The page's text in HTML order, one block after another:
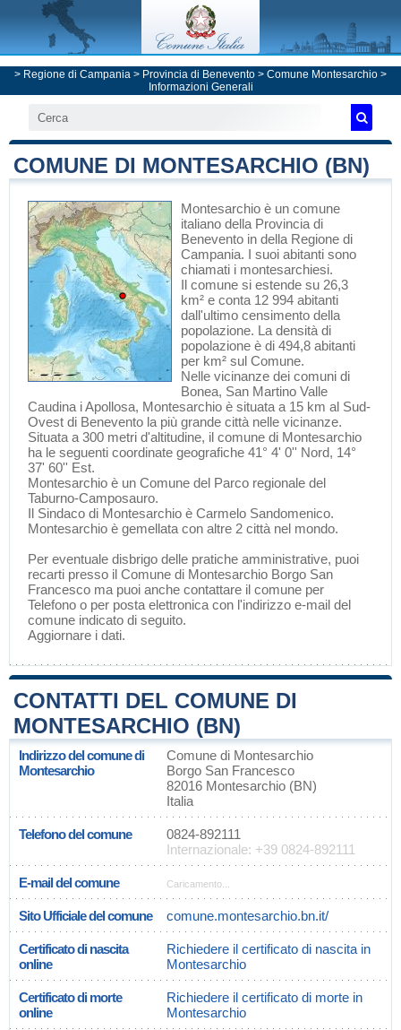
> Regione di Campania > Provincia di Benevento > Comune Montesarchio >
Informazioni Generali
COMUNE DI MONTESARCHIO (BN)
Montesarchio è un comune
italiano della Provincia di
Benevento in della Regione di
Campania. I suoi abitanti sono
chiamati i montesarchiesi.
Il comune si estende su 26,3
km² e conta 12 994 abitanti
dall'ultimo censimento della
popolazione. La densità di
popolazione è di 494,8 abitanti
per km² sul Comune.
Nelle vicinanze dei comuni di
Bonea, San Martino Valle
Caudina iApollosa, Montesarchio è situata a 15 km al Sud-
Ovest di Benevento la più grande città nelle vicinanze.
Situata a 300 metri d'altitudine, il comune di Montesarchio
ha le seguenti coordinate geografiche 41° 4' 0'' Nord, 14°
37' 60'' Est.
Montesarchio è un Comune del Parco regionale del
Taburno-Camposauro.
Il Sindaco di Montesarchio è Carmelo Sandomenico.
Montesarchio è gemellata con altre 2 città nel mondo.
Per eventuale disbrigo delle pratiche amministrative, puoi
recarti presso il Comune di Montesarchio Borgo San
Francesco ma puoi anche contattare il comune per
Telefono o per posta elettronica con l'indirizzo e-mail del
comune indicato di seguito.
Aggiornare i dati.
CONTATTI DEL COMUNE DI
MONTESARCHIO (BN)
Indirizzo del comune di
Montesarchio
Comune di Montesarchio
Borgo San Francesco
82016 Montesarchio (BN)
Italia
Telefono del comune
0824-892111
Internazionale: +39 0824-892111
E-mail del comune Caricamento...
Sito Ufficiale del comune comune.montesarchio.bn.it/
Certificato di nascita
online
Richiedere il certificato di nascita in
Montesarchio
Certificato di morte
online
Richiedere il certificato di morte in
Montesarchio